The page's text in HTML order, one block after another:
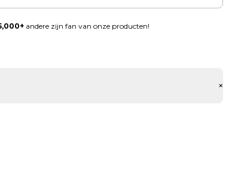
andere zijn fan van onze producten!
+